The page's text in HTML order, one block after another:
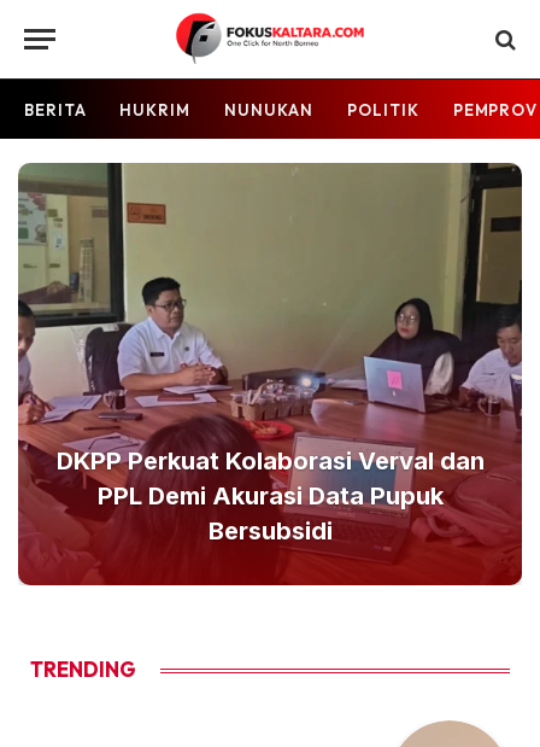
BERITA HUKRIM NUNUKAN POLITIK
DKPP Perkuat Kolaborasi Verval dan
PPL Demi Akurasi Data Pupuk
Bersubsidi
TRENDING